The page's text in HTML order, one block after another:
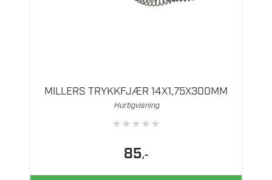
MILLERS TRYKKFJÆR 14X1,75X300MM
Hurtigvisning
★★★★★
85,-